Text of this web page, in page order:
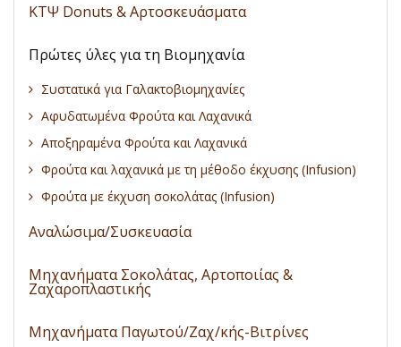
ΚΤΨ Donuts & Αρτοσκευάσματα
Πρώτες ύλες για τη Βιομηχανία
Συστατικά για Γαλακτοβιομηχανίες
Αφυδατωμένα Φρούτα και Λαχανικά
Αποξηραμένα Φρούτα και Λαχανικά
Φρούτα και λαχανικά με τη μέθοδο έκχυσης (Infusion)
Φρούτα με έκχυση σοκολάτας (Infusion)
Αναλώσιμα/Συσκευασία
Μηχανήματα Σοκολάτας, Αρτοποιίας &
Ζαχαροπλαστικής
Μηχανήματα Παγωτού/Ζαχ/κής-Βιτρίνες